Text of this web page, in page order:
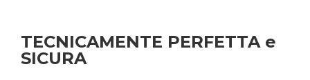
TECNICAMENTE PERFETTA e
SICURA